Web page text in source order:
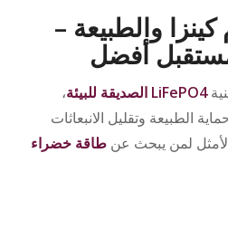
والطبيعة –
أفضل
LiFePO4 الصديقة للبيئة
،
الطبيعة وتقليل الانبعاثات
لمن يبحث عن طاقة خضراء